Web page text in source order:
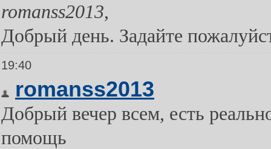
romanss2013,
Добрый день. Задайте
19:40
romanss2013
Добрый вечер всем, есть
помощь